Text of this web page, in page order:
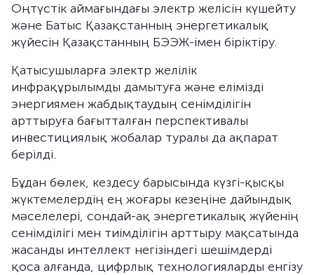
Оңтүстік аймағындағы электр желісін күшейту
және Батыс Қазақстанның энергетикалық
жүйесін Қазақстанның БЭЭЖ-імен біріктіру.
Қатысушыларға электр желілік
инфрақұрылымды дамытуға және елімізді
энергиямен жабдықтаудың сенімділігін
арттыруға бағытталған перспективалы
инвестициялық жобалар туралы да ақпарат
берілді.
Бұдан бөлек, кездесу барысында күзгі-қысқы
жүктемелердің ең жоғары кезеңіне дайындық
мәселелері, сондай-ақ энергетикалық жүйенің
сенімділігі мен тиімділігін арттыру мақсатында
жасанды интеллект негізіндегі шешімдерді
қоса алғанда, цифрлық технологияларды енгізу